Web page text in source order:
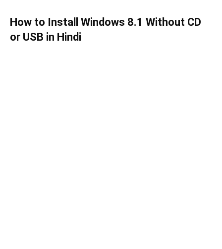
How to Install Windows 8.1 Without CD
or USB in Hindi